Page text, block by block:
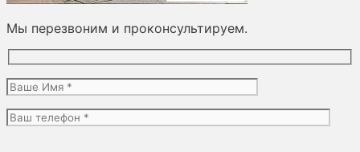
Мы перезвоним и проконсультируем.